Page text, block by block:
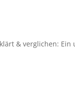
& verglichen: Ein